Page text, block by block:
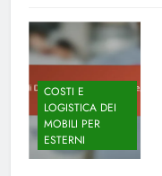
COSTI E
LOGISTICA DEI
MOBILI PER
ESTERNI